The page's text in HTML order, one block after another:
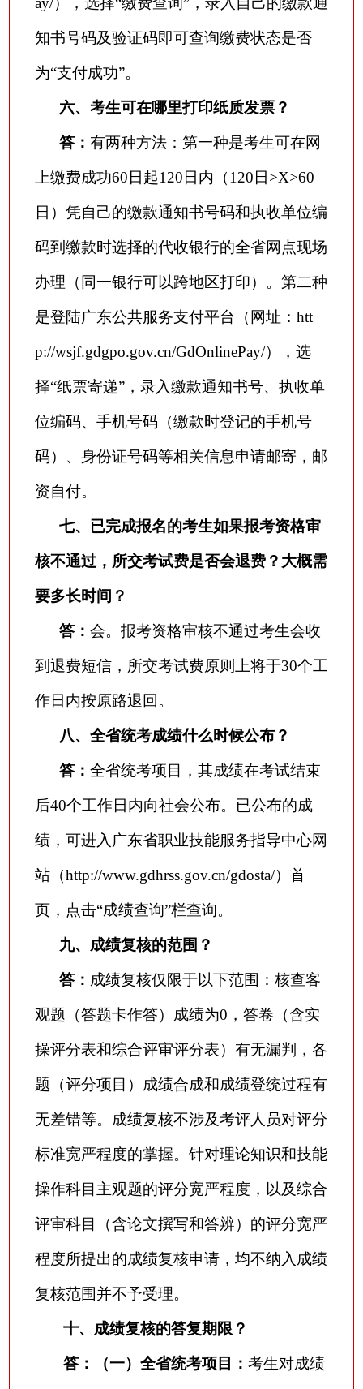
知书号码及验证码即可查询缴费状态是否
为“支付成功”。
六、考生可在哪里打印纸质发票？
答： 有两种方法：第一种是考生可在网
上缴费成功60日起120日内（120日>X>60
日）凭自己的缴款通知书号码和执收单位编
码到缴款时选择的代收银行的全省网点现场
办理（同一银行可以跨地区打印）。第二种
是登陆广东公共服务支付平台（网址：htt
p://wsjf.gdgpo.gov.cn/GdOnlinePay/），选
择“纸票寄递”，录入缴款通知书号、执收单
位编码、手机号码（缴款时登记的手机号
码）、身份证号码等相关信息申请邮寄，邮
资自付。
七、已完成报名的考生如果报考资格审
核不通过，所交考试费是否会退费？大概需
要多长时间？
答： 会。报考资格审核不通过考生会收
到退费短信，所交考试费原则上将于30个工
作日内按原路退回。
八、全省统考成绩什么时候公布？
答： 全省统考项目，其成绩在考试结束
后40个工作日内向社会公布。已公布的成
绩，可进入广东省职业技能服务指导中心网
站（http://www.gdhrss.gov.cn/gdosta/）首
页，点击“成绩查询”栏查询。
九、成绩复核的范围？
答： 成绩复核仅限于以下范围：核查客
观题（答题卡作答）成绩为0，答卷（含实
操评分表和综合评审评分表）有无漏判，各
题（评分项目）成绩合成和成绩登统过程有
无差错等。成绩复核不涉及考评人员对评分
标准宽严程度的掌握。针对理论知识和技能
操作科目主观题的评分宽严程度，以及综合
评审科目（含论文撰写和答辨）的评分宽严
程度所提出的成绩复核申请，均不纳入成绩
复核范围并不予受理。
十、成绩复核的答复期限？
答：（一）全省统考项目： 考生对成绩